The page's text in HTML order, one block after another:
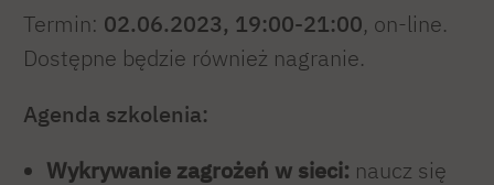
Termin: 02.06.2023, 19:00-21:00, on-line.
Dostępne będzie również nagranie.
Agenda szkolenia:
Wykrywanie zagrożeń w sieci: naucz się